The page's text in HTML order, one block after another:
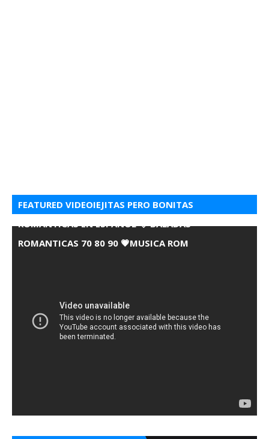
FEATURED VIDEOIEJITAS PERO BONITAS
ROMANTICAS EN ESPANOL 💘 BALADAS
ROMANTICAS 70 80 90 💗MUSICA ROM